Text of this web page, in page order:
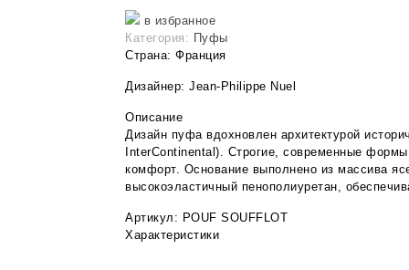
в избранное
Категория: Пуфы
Страна: Франция
Дизайнер: Jean-Philippe Nuel
Описание
Дизайн пуфа вдохновлен архитектурой
InterContinental). Строгие, современные
комфорт. Основание выполнено из массива
высокоэластичный пенополиуретан,
Артикул: POUF SOUFFLOT
Характеристики